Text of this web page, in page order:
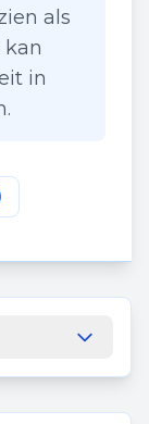
als
kan
in
op
deze pagina